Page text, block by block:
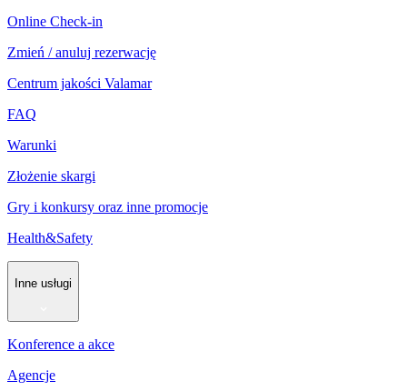
Online Check-in
Zmień / anuluj rezerwację
Centrum jakości Valamar
FAQ
Warunki
Złożenie skargi
Gry i konkursy oraz inne promocje
Health&Safety
Inne usługi
Konference a akce
Agencje